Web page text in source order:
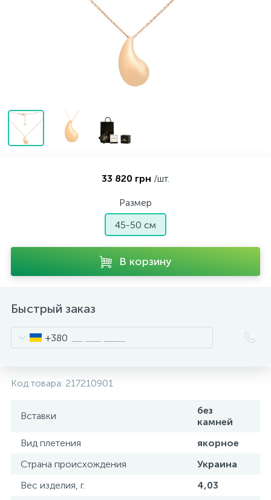
33 820 грн /шт.
Размер
45-50 см
В корзину
Быстрый заказ
+380
Код товара: 217210901
Вставки
без
камней
Вид плетения
якорное
Страна происхождения
Украина
Вес изделия, г.
4,03
Серебряные колье
Серебряные цепочки
Серебряные сувениры